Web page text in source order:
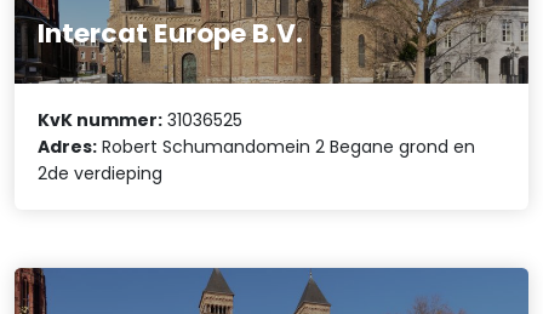
Intercat Europe B.V.
KvK nummer: 31036525
Adres: Robert Schumandomein 2 Begane grond en
2de verdieping